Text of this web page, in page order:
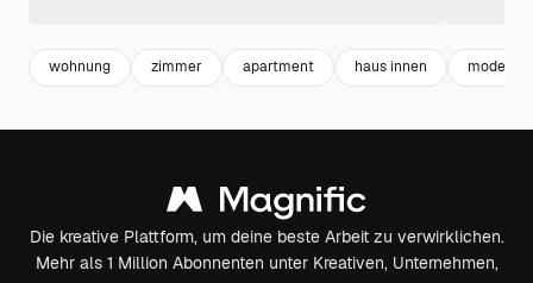
wohnung zimmer apartment haus innen moderne
Die kreative Plattform, um deine beste Arbeit zu verwirklichen.
Mehr als 1 Million Abonnenten unter Kreativen, Unternehmen,